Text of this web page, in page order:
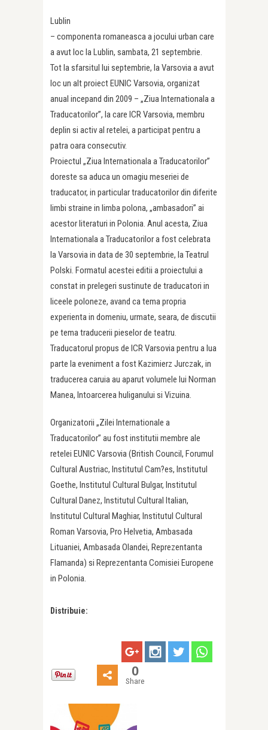
Lublin
– componenta romaneasca a jocului urban care
a avut loc la Lublin, sambata, 21 septembrie.
Tot la sfarsitul lui septembrie, la Varsovia a avut
loc un alt proiect EUNIC Varsovia, organizat
anual incepand din 2009 – „Ziua Internationala a
Traducatorilor”, la care ICR Varsovia, membru
deplin si activ al retelei, a participat pentru a
patra oara consecutiv.
Proiectul „Ziua Internationala a Traducatorilor”
doreste sa aduca un omagiu meseriei de
traducator, in particular traducatorilor din diferite
limbi straine in limba polona, „ambasadori” ai
acestor literaturi in Polonia. Anul acesta, Ziua
Internationala a Traducatorilor a fost celebrata
la Varsovia in data de 30 septembrie, la Teatrul
Polski. Formatul acestei editii a proiectului a
constat in prelegeri sustinute de traducatori in
liceele poloneze, avand ca tema propria
experienta in domeniu, urmate, seara, de discutii
pe tema traducerii pieselor de teatru.
Traducatorul propus de ICR Varsovia pentru a lua
parte la eveniment a fost Kazimierz Jurczak, in
traducerea caruia au aparut volumele lui Norman
Manea, Intoarcerea huliganului si Vizuina.
Organizatorii „Zilei Internationale a
Traducatorilor” au fost institutii membre ale
retelei EUNIC Varsovia (British Council, Forumul
Cultural Austriac, Institutul Cam?es, Institutul
Goethe, Institutul Cultural Bulgar, Institutul
Cultural Danez, Institutul Cultural Italian,
Institutul Cultural Maghiar, Institutul Cultural
Roman Varsovia, Pro Helvetia, Ambasada
Lituaniei, Ambasada Olandei, Reprezentanta
Flamanda) si Reprezentanta Comisiei Europene
in Polonia.
Distribuie:
0
Share